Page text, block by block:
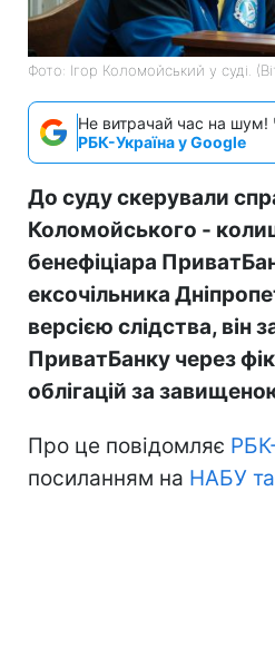
Фото: Ігор Коломойський у суді.
Не витрачай час на шум!
РБК-Україна у Google
До суду скерували
Коломойського -
бенефіціара
ексочільника
версією слідства, він
ПриватБанку через
облігацій за
Про це повідомляє
посиланням на НАБУ